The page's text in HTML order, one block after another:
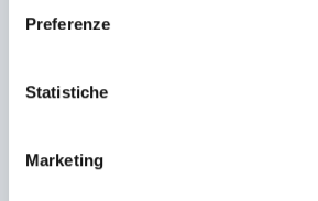
Preferenze
Statistiche
Marketing
info@elesa.com